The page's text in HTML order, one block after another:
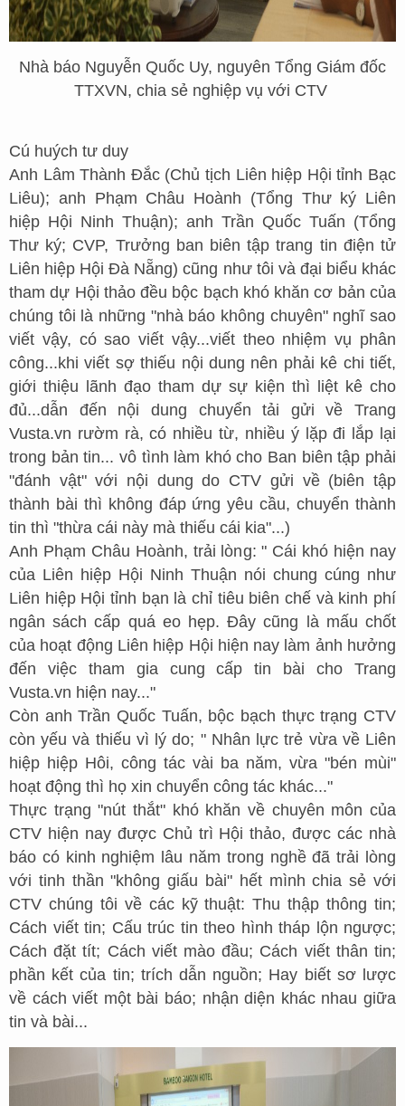
Nhà báo Nguyễn Quốc Uy, nguyên Tổng Giám đốc
TTXVN, chia sẻ nghiệp vụ với CTV
Cú huých tư duy
Anh Lâm Thành Đắc (Chủ tịch Liên hiệp Hội tỉnh Bạc
Liêu); anh Phạm Châu Hoành (Tổng Thư ký Liên
hiệp Hội Ninh Thuận); anh Trần Quốc Tuấn (Tổng
Thư ký; CVP, Trưởng ban biên tập trang tin điện tử
Liên hiệp Hội Đà Nẵng) cũng như tôi và đại biểu khác
tham dự Hội thảo đều bộc bạch khó khăn cơ bản của
chúng tôi là những "nhà báo không chuyên" nghĩ sao
viết vậy, có sao viết vậy...viết theo nhiệm vụ phân
công...khi viết sợ thiếu nội dung nên phải kê chi tiết,
giới thiệu lãnh đạo tham dự sự kiện thì liệt kê cho
đủ...dẫn đến nội dung chuyển tải gửi về Trang
Vusta.vn rườm rà, có nhiều từ, nhiều ý lặp đi lắp lại
trong bản tin... vô tình làm khó cho Ban biên tập phải
"đánh vật" với nội dung do CTV gửi về (biên tập
thành bài thì không đáp ứng yêu cầu, chuyển thành
tin thì "thừa cái này mà thiếu cái kia"...)
Anh Phạm Châu Hoành, trải lòng: " Cái khó hiện nay
của Liên hiệp Hội Ninh Thuận nói chung cúng như
Liên hiệp Hội tỉnh bạn là chỉ tiêu biên chế và kinh phí
ngân sách cấp quá eo hẹp. Đây cũng là mấu chốt
của hoạt động Liên hiệp Hội hiện nay làm ảnh hưởng
đến việc tham gia cung cấp tin bài cho Trang
Vusta.vn hiện nay..."
Còn anh Trần Quốc Tuấn, bộc bạch thực trạng CTV
còn yếu và thiếu vì lý do; " Nhân lực trẻ vừa về Liên
hiệp hiệp Hôi, công tác vài ba năm, vừa "bén mùi"
hoạt động thì họ xin chuyển công tác khác..."
Thực trạng "nút thắt" khó khăn về chuyên môn của
CTV hiện nay được Chủ trì Hội thảo, được các nhà
báo có kinh nghiệm lâu năm trong nghề đã trải lòng
với tinh thần "không giấu bài" hết mình chia sẻ với
CTV chúng tôi về các kỹ thuật: Thu thập thông tin;
Cách viết tin; Cấu trúc tin theo hình tháp lộn ngược;
Cách đặt tít; Cách viết mào đầu; Cách viết thân tin;
phần kết của tin; trích dẫn nguồn; Hay biết sơ lược
về cách viết một bài báo; nhận diện khác nhau giữa
tin và bài...